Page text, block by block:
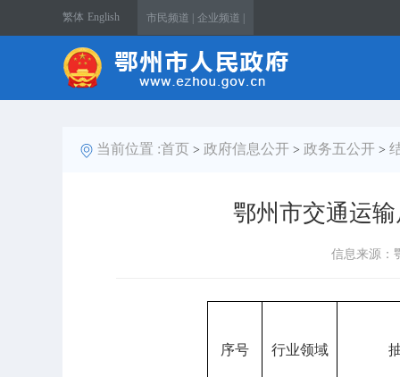
繁体 English 市民频道 | 企业频道 |
当前位置 :首页 > 政府信息公开 > 政务五公开 >
鄂州市交通运
信息来源：
序号 行业领域